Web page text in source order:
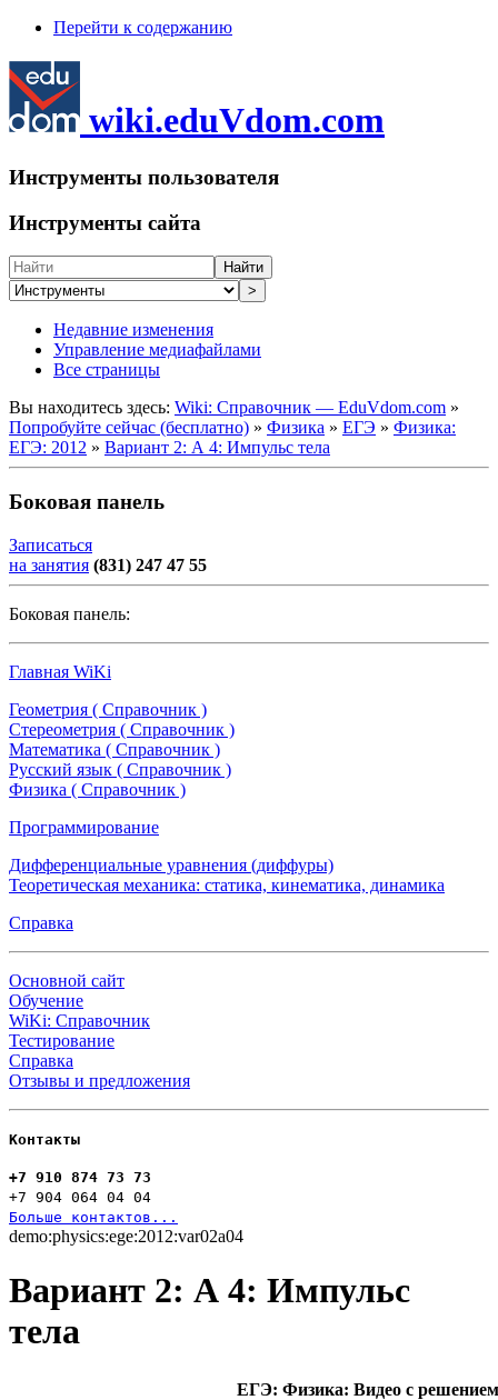
Перейти к содержанию
wiki.eduVdom.com
Инструменты пользователя
Инструменты сайта
Найти
>
Недавние изменения
Управление медиафайлами
Все страницы
Вы находитесь здесь: Wiki: Справочник — EduVdom.com »
Попробуйте сейчас (бесплатно) » Физика » ЕГЭ » Физика:
ЕГЭ: 2012 » Вариант 2: А 4: Импульс тела
Боковая панель
Записаться
на занятия (831) 247 47 55
Боковая панель:
Главная WiKi
Геометрия ( Справочник )
Стереометрия ( Справочник )
Математика ( Справочник )
Русский язык ( Справочник )
Физика ( Справочник )
Программирование
Дифференциальные уравнения (диффуры)
Теоретическая механика: статика, кинематика, динамика
Справка
Основной сайт
Обучение
WiKi: Справочник
Тестирование
Справка
Отзывы и предложения
Контакты
+7 910 874 73 73
+7 904 064 04 04
Больше контактов...
demo:physics:ege:2012:var02a04
Вариант 2: А 4: Импульс
тела
ЕГЭ: Физика: Видео с решением